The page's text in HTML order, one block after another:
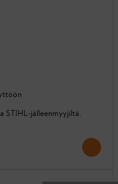
STIHL-jälleenmyyjiltä.